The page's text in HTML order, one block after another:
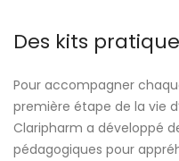
Des kits
Pour accompagner
première étape de la vie
Claripharm a développé
pédagogiques pour